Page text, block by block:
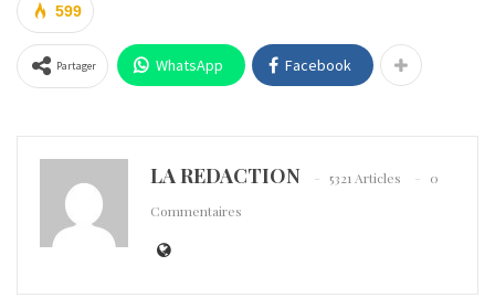
599
Partager WhatsApp Facebook
LA REDACTION 5321 Articles
0
Commentaires